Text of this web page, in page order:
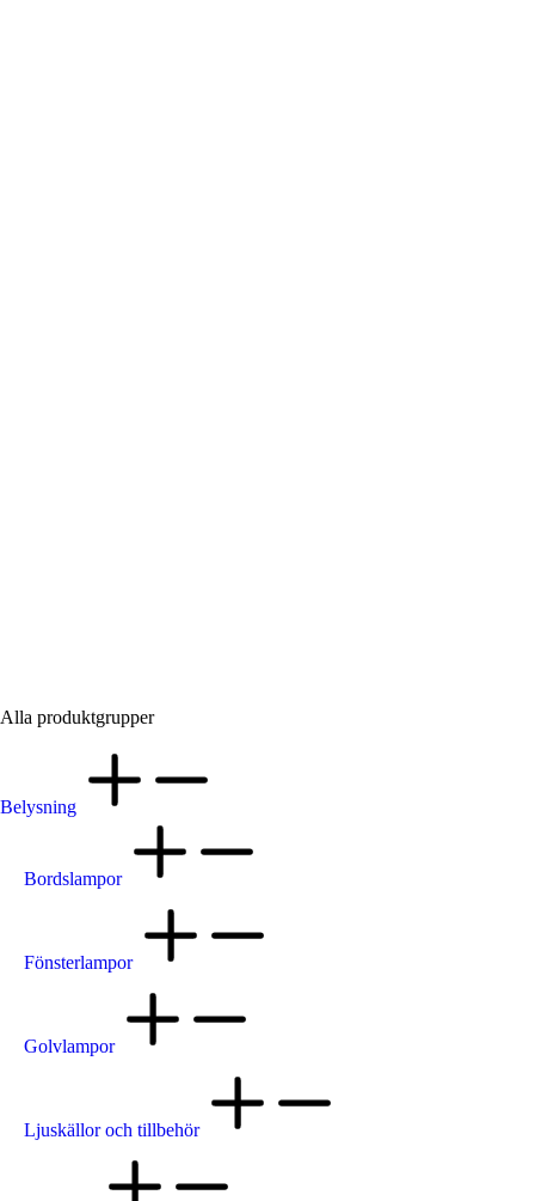
Alla produktgrupper
Belysning
Bordslampor
Fönsterlampor
Golvlampor
Ljuskällor och tillbehör